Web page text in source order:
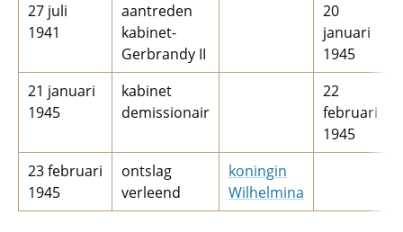
27 juli
1941
aantreden
kabinet-
Gerbrandy II
20
januari
1945
21 januari
1945
kabinet
demissionair
22
februari
1945
23 februari
1945
ontslag
verleend
koningin
Wilhelmina